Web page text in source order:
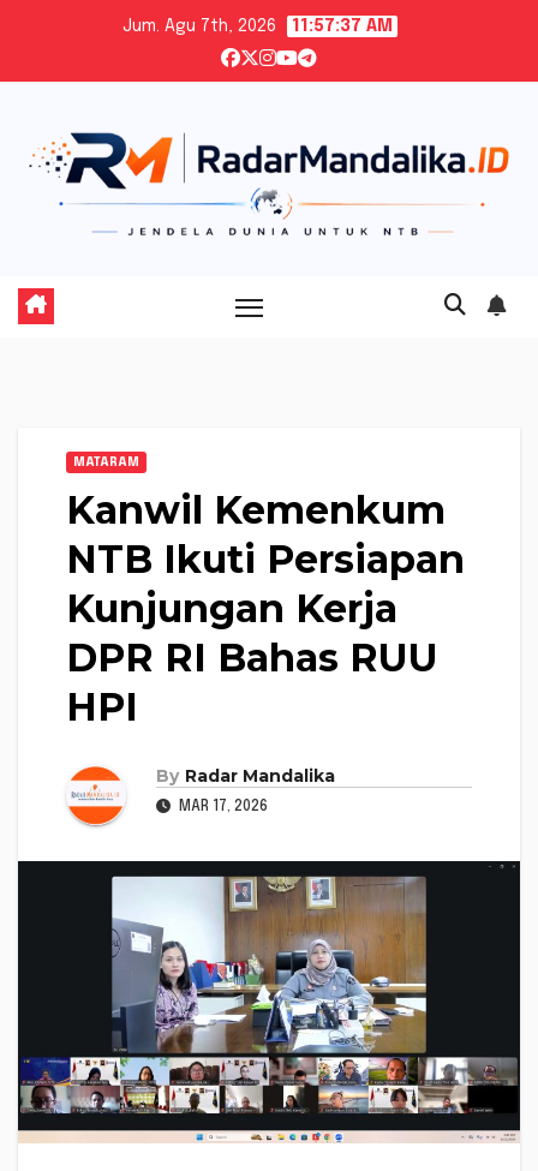
content
Jum. Agu 7th, 2026 11:57:38 AM
MATARAM
Kanwil Kemenkum
NTB Ikuti Persiapan
Kunjungan Kerja
DPR RI Bahas RUU
HPI
By Radar Mandalika
MAR 17, 2026